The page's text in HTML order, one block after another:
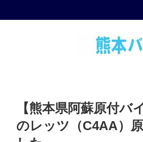
【熊本県阿蘇原付
のレッツ（C4AA）